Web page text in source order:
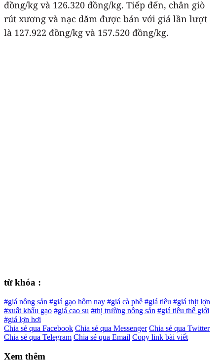
đồng/kg và 126.320 đồng/kg. Tiếp đến, chân giò
rút xương và nạc dăm được bán với giá lần lượt
là 127.922 đồng/kg và 157.520 đồng/kg.
từ khóa :
#giá nông sản #giá gạo hôm nay #giá cà phê #giá tiêu #giá thịt lợn
#xuất khẩu gạo #giá cao su #thị trường nông sản #giá tiêu thế giới
#giá lợn hơi
Chia sẻ qua Facebook Chia sẻ qua Messenger Chia sẻ qua Twitter
Chia sẻ qua Telegram Chia sẻ qua Email Copy link bài viết
Xem thêm